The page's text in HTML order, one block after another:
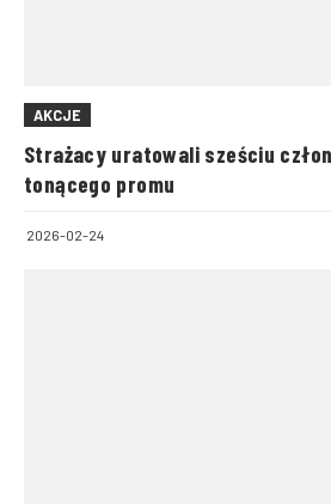
AKCJE
Strażacy uratowali sześciu
tonącego promu
2026-02-24